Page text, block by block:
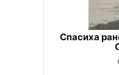
Спасиха